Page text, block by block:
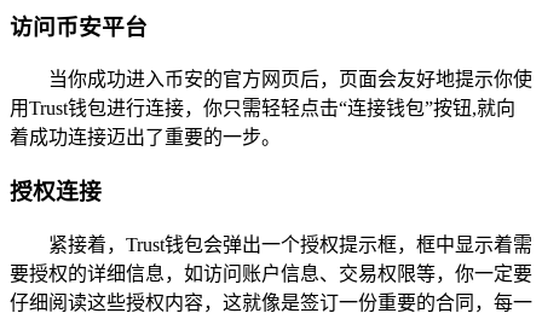
访问币安平台
当你成功进入币安的官方网页后，页面会友好地提示你使
用Trust钱包进行连接，你只需轻轻点击“连接钱包”按钮,就向
着成功连接迈出了重要的一步。
授权连接
紧接着，Trust钱包会弹出一个授权提示框，框中显示着需
要授权的详细信息，如访问账户信息、交易权限等，你一定要
仔细阅读这些授权内容，这就像是签订一份重要的合同，每一